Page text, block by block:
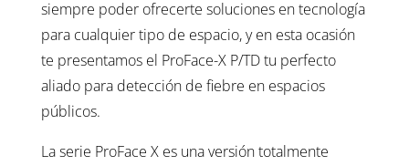
siempre poder ofrecerte soluciones en tecnología
para cualquier tipo de espacio, y en esta ocasión
te presentamos el ProFace-X P/TD tu perfecto
aliado para detección de fiebre en espacios
públicos.
La serie ProFace X es una versión totalmente